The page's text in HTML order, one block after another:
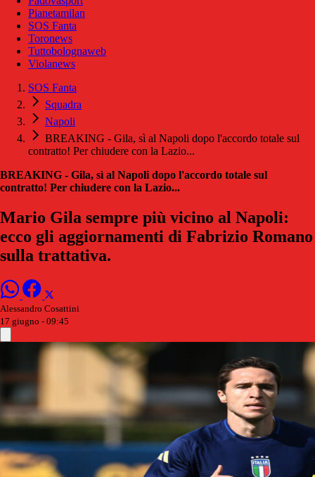
Pianetamilan
SOS Fanta
Toronews
Tuttobolognaweb
Violanews
SOS Fanta
Squadra
Napoli
BREAKING - Gila, sì al Napoli dopo l'accordo totale sul
contratto! Per chiudere con la Lazio...
BREAKING - Gila, sì al Napoli dopo l'accordo totale sul
contratto! Per chiudere con la Lazio...
Mario Gila sempre più vicino al Napoli:
ecco gli aggiornamenti di Fabrizio Romano
sulla trattativa.
Alessandro Cosattini
17 giugno - 09:45